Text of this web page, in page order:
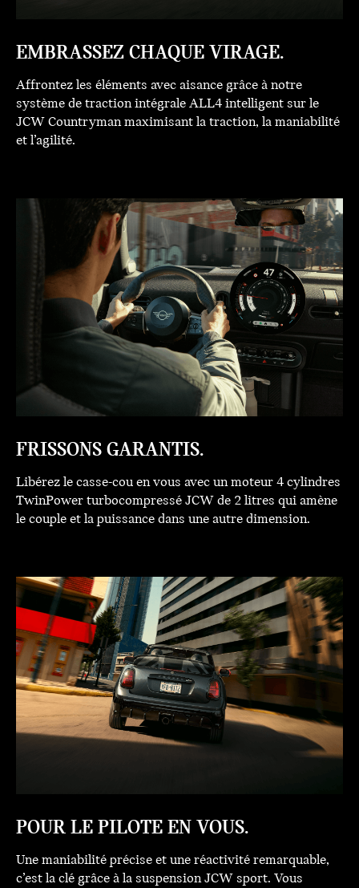
EMBRASSEZ CHAQUE VIRAGE.
Affrontez les éléments avec aisance grâce à notre
système de traction intégrale ALL4 intelligent sur le
JCW Countryman maximisant la traction, la maniabilité
et l’agilité.
FRISSONS GARANTIS.
Libérez le casse-cou en vous avec un moteur 4 cylindres
TwinPower turbocompressé JCW de 2 litres qui amène
le couple et la puissance dans une autre dimension.
POUR LE PILOTE EN VOUS.
Une maniabilité précise et une réactivité remarquable,
c’est la clé grâce à la suspension JCW sport. Vous